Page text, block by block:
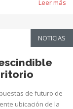
Leer más
NOTICIAS
de futuro de
ubicación de la